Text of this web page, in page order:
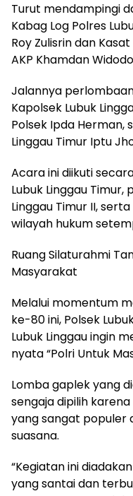
Turut mendampingi
Kabag Log Polres
Roy Zulisrin dan
AKP Khamdan
Jalannya
Kapolsek Lubuk
Polsek Ipda Herman,
Linggau Timur Iptu
Acara ini diikuti
Lubuk Linggau
Linggau Timur II,
wilayah hukum
Ruang Silaturahmi
Masyarakat
Melalui momentum
ke-80 ini, Polsek
Lubuk Linggau ingin
nyata “Polri Untuk
Lomba gaplek yang
sengaja dipilih
yang sangat populer
suasana.
“Kegiatan ini
yang santai dan